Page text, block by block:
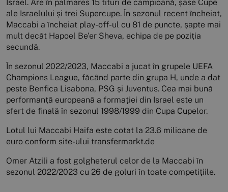
Israel. Are în palmares 15 tituri de campioană, șase Cupe
ale Israelului și trei Supercupe. În sezonul recent încheiat,
Maccabi a încheiat play-off-ul cu 81 de puncte, șapte mai
mult decât Hapoel Be'er Sheva, echipa de pe poziția
secundă.
În sezonul 2022/2023, Maccabi a jucat în grupele UEFA
Champions League, făcând parte din grupa H, unde a dat
peste Benfica Lisabona, PSG și Juventus. Cea mai bună
performanță europeană a formației din Israel este un
sfert de finală în sezonul 1998/1999 din Cupa Cupelor.
Lotul lui Maccabi Haifa este cotat la 23.6 milioane de
euro conform site-ului transfermarkt.de
Omer Atzili a fost golgheterul celor de la Maccabi în
sezonul 2022/2023 cu 26 de goluri în toate competițiile.